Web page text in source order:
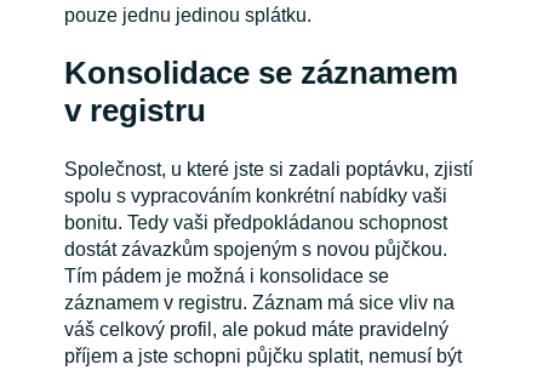
pouze jednu jedinou splátku.
Konsolidace se záznamem
v registru
Společnost, u které jste si zadali poptávku, zjistí
spolu s vypracováním konkrétní nabídky vaši
bonitu. Tedy vaši předpokládanou schopnost
dostát závazkům spojeným s novou půjčkou.
Tím pádem je možná i konsolidace se
záznamem v registru. Záznam má sice vliv na
váš celkový profil, ale pokud máte pravidelný
příjem a jste schopni půjčku splatit, nemusí být